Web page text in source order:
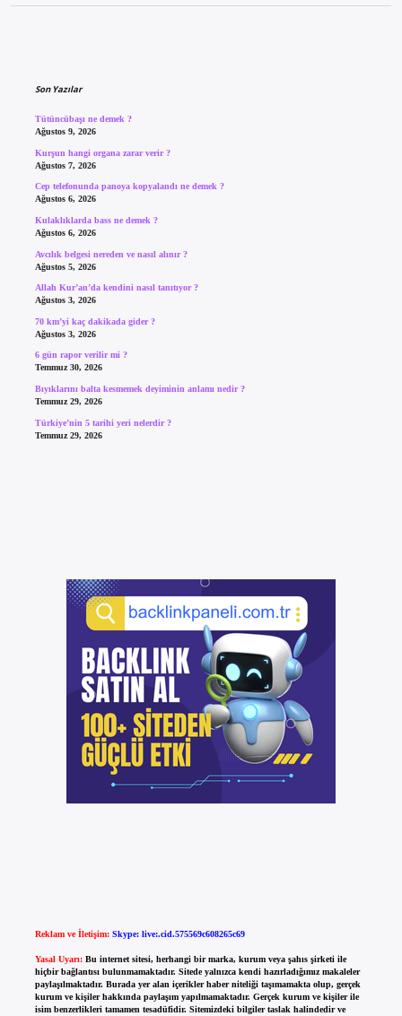
Son Yazılar
Tütüncübaşı ne demek ?
Ağustos 9, 2026
Kurşun hangi organa zarar verir ?
Ağustos 7, 2026
Cep telefonunda panoya kopyalandı ne demek ?
Ağustos 6, 2026
Kulaklıklarda bass ne demek ?
Ağustos 6, 2026
Avcılık belgesi nereden ve nasıl alınır ?
Ağustos 5, 2026
Allah Kur’an’da kendini nasıl tanıtıyor ?
Ağustos 3, 2026
70 km’yi kaç dakikada gider ?
Ağustos 3, 2026
6 gün rapor verilir mi ?
Temmuz 30, 2026
Bıyıklarını balta kesmemek deyiminin anlamı nedir ?
Temmuz 29, 2026
Türkiye’nin 5 tarihi yeri nelerdir ?
Temmuz 29, 2026
Reklam ve İletişim: Skype: live:.cid.575569c608265c69
Yasal Uyarı: Bu internet sitesi, herhangi bir marka, kurum veya şahıs şirketi ile
hiçbir bağlantısı bulunmamaktadır. Sitede yalnızca kendi hazırladığımız makaleler
paylaşılmaktadır. Burada yer alan içerikler haber niteliği taşımamakta olup, gerçek
kurum ve kişiler hakkında paylaşım yapılmamaktadır. Gerçek kurum ve kişiler ile
isim benzerlikleri tamamen tesadüfidir. Sitemizdeki bilgiler taslak halindedir ve